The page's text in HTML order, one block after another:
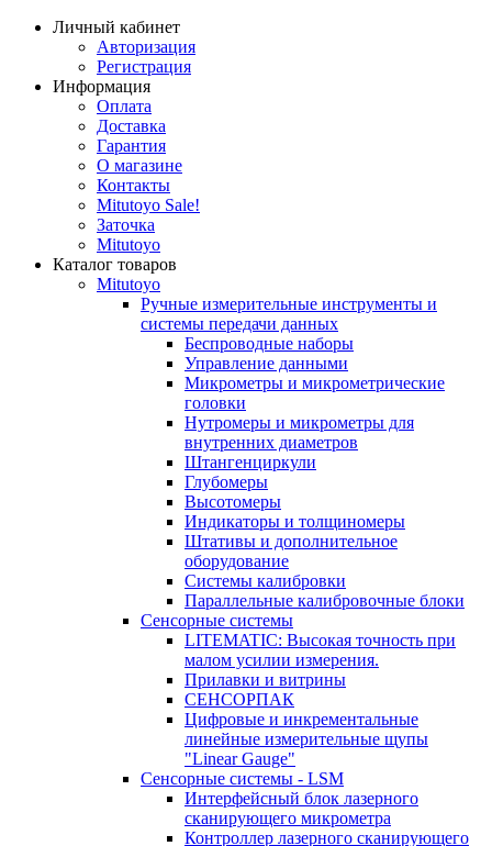
Личный кабинет
Авторизация
Регистрация
Информация
Оплата
Доставка
Гарантия
О магазине
Контакты
Mitutoyo Sale!
Заточка
Mitutoyo
Каталог товаров
Mitutoyo
Ручные измерительные инструменты и
системы передачи данных
Беспроводные наборы
Управление данными
Микрометры и микрометрические
головки
Нутромеры и микрометры для
внутренних диаметров
Штангенциркули
Глубомеры
Высотомеры
Индикаторы и толщиномеры
Штативы и дополнительное
оборудование
Системы калибровки
Параллельные калибровочные блоки
Сенсорные системы
LITEMATIC: Высокая точность при
малом усилии измерения.
Прилавки и витрины
СЕНСОРПАК
Цифровые и инкрементальные
линейные измерительные щупы
"Linear Gauge"
Сенсорные системы - LSM
Интерфейсный блок лазерного
сканирующего микрометра
Контроллер лазерного сканирующего